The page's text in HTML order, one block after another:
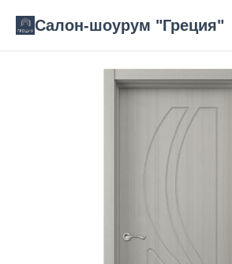
Салон-шоурум "Греция"